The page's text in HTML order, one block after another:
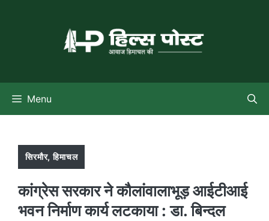
Menu
सिरमौर,हिमाचल
कांग्रेस सरकार ने कौलांवालाभूड़ आईटीआई
भवन निर्माण कार्य लटकाया : डा. बिन्दल